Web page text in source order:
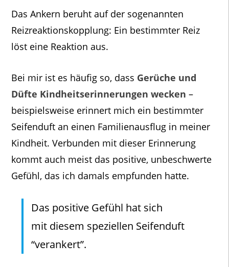
Das Ankern beruht auf der sogenannten
Reizreaktionskopplung: Ein bestimmter Reiz
löst eine Reaktion aus.
Bei mir ist es häufig so, dass Gerüche und
Düfte Kindheitserinnerungen wecken –
beispielsweise erinnert mich ein bestimmter
Seifenduft an einen Familienausflug in meiner
Kindheit. Verbunden mit dieser Erinnerung
kommt auch meist das positive, unbeschwerte
Gefühl, das ich damals empfunden hatte.
Das positive Gefühl hat sich
mit diesem speziellen Seifenduft
“verankert”.